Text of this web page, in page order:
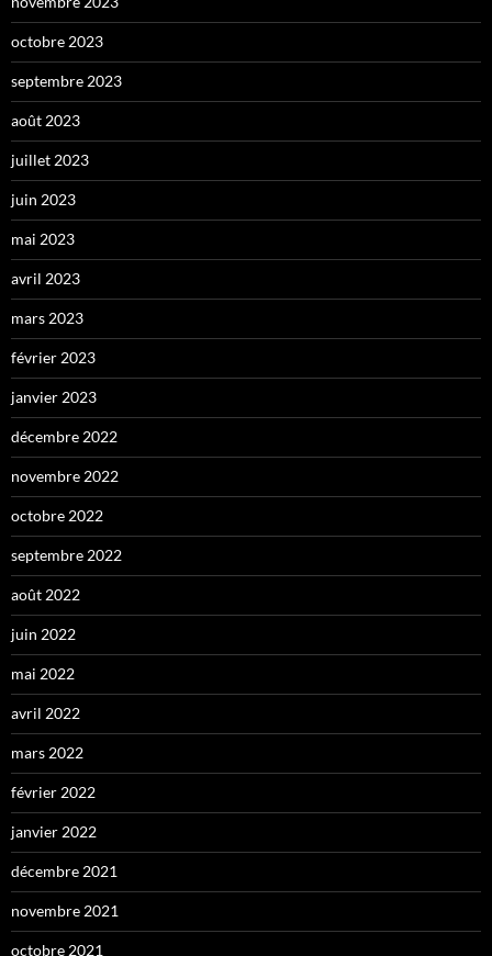
octobre 2023
septembre 2023
août 2023
juillet 2023
juin 2023
mai 2023
avril 2023
mars 2023
février 2023
janvier 2023
décembre 2022
novembre 2022
octobre 2022
septembre 2022
août 2022
juin 2022
mai 2022
avril 2022
mars 2022
février 2022
janvier 2022
décembre 2021
novembre 2021
octobre 2021